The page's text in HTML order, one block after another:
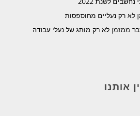
לא רק נעליים מחוספסות
אותנו